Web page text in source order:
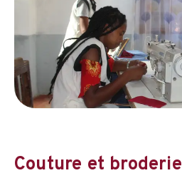
Couture et broderie